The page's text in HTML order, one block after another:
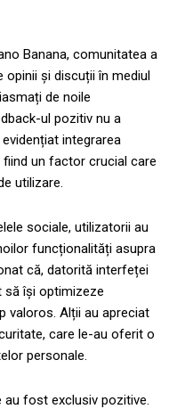
Banana, comunitatea a
opinii și discuții în mediul
de noile
ul pozitiv nu a
integrarea
un factor crucial care
utilizare.
sociale, utilizatorii au
funcționalități asupra
că, datorită interfeței
să își optimizeze
valoros. Alții au apreciat
care le-au oferit o
personale.
fost exclusiv pozitive.